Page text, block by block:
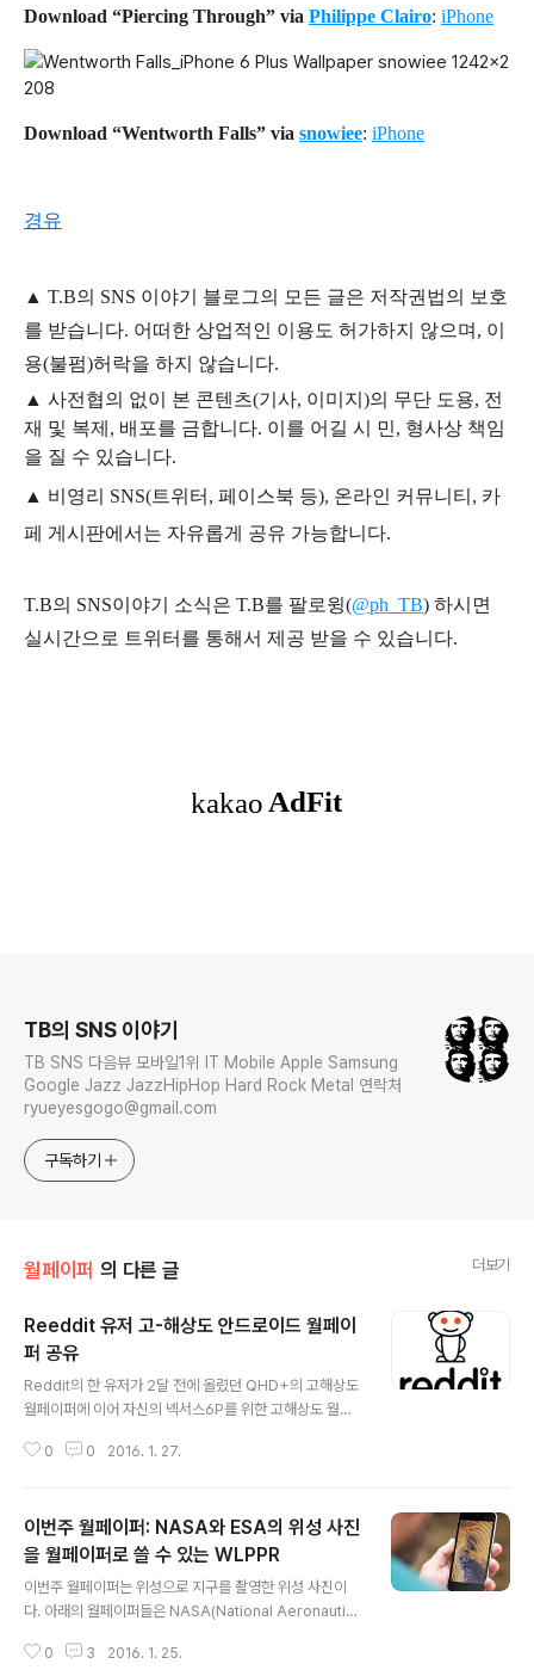
Download “Piercing Through” via Philippe Clairo: iPhone
Download “Wentworth Falls” via snowiee: iPhone
경유
▲ T.B의 SNS 이야기 블 로그의 모든 글은 저작권법의 보호
를 받습니다. 어떠한 상업적인 이용도 허가하지 않으며, 이
용(불펌)허락을 하지 않습니다.
▲ 사전협의 없이 본 콘텐츠(기사, 이미지)의 무단 도용, 전
재 및 복제, 배포를 금합니다. 이를 어길 시 민, 형사상 책임
을 질 수 있습니다.
▲ 비영리 SNS(트위터, 페이스북 등), 온라인 커뮤니티, 카
페 게시판에서는 자유롭게 공유 가능합니다.
T.B의 SNS이야기 소식은 T.B를 팔로윙(@ph_TB) 하시면
실시간으로 트위터를 통해서 제공 받을 수 있습니다.
TB의 SNS 이야기
TB SNS 다음뷰 모바일1위 IT Mobile Apple Samsung
Google Jazz JazzHipHop Hard Rock Metal 연락처
ryueyesgogo@gmail.com
구독하기
월페이퍼 의 다른 글 더보기
Reeddit 유저 고-해상도 안드로이드 월페이
퍼 공유
Reddit의 한 유저가 2달 전에 올렸던 QHD+의 고해상도
월페이퍼에 이어 자신의 넥서스6P를 위한 고해상도 월페
공된 월페이퍼 이미지는 확인할 길이 없고, mediafire 에
▲ T.B의 SNS 이야기 블로그의 모든 글은 저작권법의 보
호를 받습니다. 어떠한 상업적인 이용도 허가하지 않으며,
이용(불펌)허락을 하지 않습니다.▲ 사전협의 없이 본 콘텐
츠(기사, 이미지)의 무단 도용, 전재 및 복제, 배포를 금합니
다. 이를 어길 시 민, 형사상 책임을 질 수 있습니다.▲ 비영
리 SNS(트위터, 페이스북 등), ..
0 0 2016. 1. 27.
이번주 월페이퍼: NASA와 ESA의 위성 사진
을 월페이퍼로 쓸 수 있는 WLPPR
이번주 월페이퍼는 위성으로 지구를 촬영한 위성 사진이
다. 아래의 월페이퍼들은 NASA(National Aeronautics
ce Agency)로 부터 촬영된 위성사진을 앱스토어에 무료
0 3 2016. 1. 25.